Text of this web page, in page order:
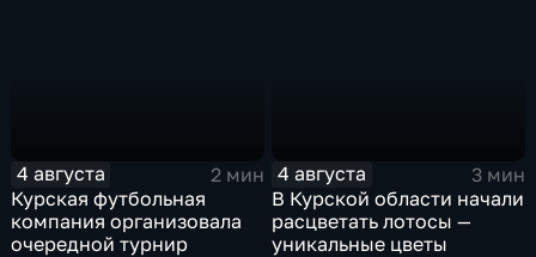
4 августа
2 мин
Курская футбольная
компания организовала
очередной турнир
4 августа
3 мин
В Курской области начали
расцветать лотосы —
уникальные цветы